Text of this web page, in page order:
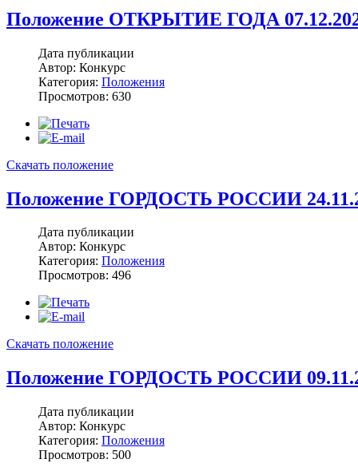
Положение ОТКРЫТИЕ ГОДА
Дата публикации
Автор: Конкурс
Категория: Положения
Просмотров: 630
Скачать положение
Положение ГОРДОСТЬ РОССИИ
Дата публикации
Автор: Конкурс
Категория: Положения
Просмотров: 496
Скачать положение
Положение ГОРДОСТЬ РОССИИ
Дата публикации
Автор: Конкурс
Категория: Положения
Просмотров: 500